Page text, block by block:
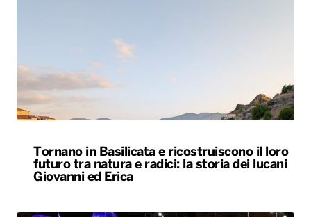
Tornano in Basilicata e ricostruiscono il loro
futuro tra natura e radici: la storia dei lucani
Giovanni ed Erica